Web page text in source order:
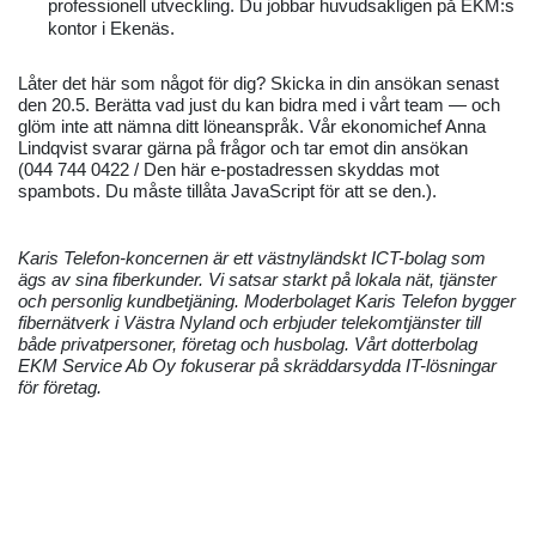
professionell utveckling. Du jobbar huvudsakligen på EKM:s
kontor i Ekenäs.
Låter det här som något för dig? Skicka in din ansökan senast
den 20.5. Berätta vad just du kan bidra med i vårt team — och
glöm inte att nämna ditt löneanspråk. Vår ekonomichef Anna
Lindqvist svarar gärna på frågor och tar emot din ansökan
(044 744 0422 / Den här e-postadressen skyddas mot
spambots. Du måste tillåta JavaScript för att se den.).
Karis Telefon-koncernen är ett västnyländskt ICT-bolag som
ägs av sina fiberkunder. Vi satsar starkt på lokala nät, tjänster
och personlig kundbetjäning. Moderbolaget Karis Telefon bygger
fibernätverk i Västra Nyland och erbjuder telekomtjänster till
både privatpersoner, företag och husbolag. Vårt dotterbolag
EKM Service Ab Oy fokuserar på skräddarsydda IT-lösningar
för företag.